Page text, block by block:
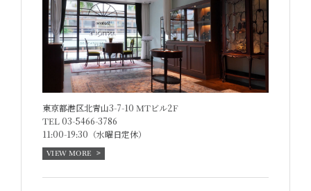
東京都港区北青山3-7-10 MTビル2F
TEL 03-5466-3786
11:00-19:30（水曜日定休）
VIEW MORE